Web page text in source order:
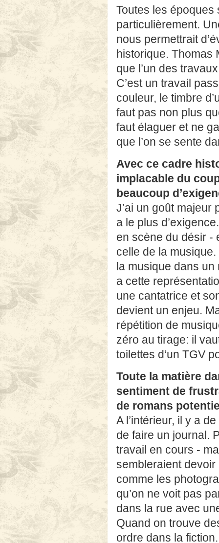
Toutes les époques
particulièrement.
nous permettrait
historique. Thomas
que l’un des
C’est un travail
couleur, le timbre
faut pas non plus
faut élaguer et ne
que l’on se sente
Avec ce cadre
implacable du
beaucoup
J’ai un goût majeur
a le plus
en scène du désir -
celle de la
la musique dans un
a cette
une cantatrice et
devient un enjeu.
répétition de
zéro au tirage: il
toilettes d’un TGV
Toute la matière
sentiment de
de romans
A l’intérieur, il y a
de faire un journal.
travail en cours -
sembleraient
comme les
qu’on ne voit pas
dans la rue avec
Quand on trouve
ordre dans la